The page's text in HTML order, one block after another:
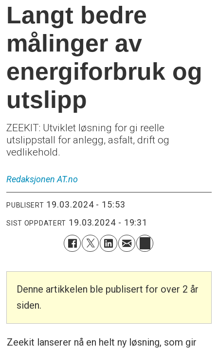
Langt bedre
målinger av
energiforbruk og
utslipp
ZEEKIT: Utviklet løsning for gi reelle
utslippstall for anlegg, asfalt, drift og
vedlikehold.
Redaksjonen AT.no
PUBLISERT 19.03.2024 - 15:53
SIST OPPDATERT 19.03.2024 - 19:31
Denne artikkelen ble publisert for over 2 år
siden.
Zeekit lanserer nå en helt ny løsning, som gir